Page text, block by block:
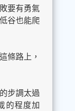
要有勇氣
谷也能爬
條路上，
步調太過
的程度加